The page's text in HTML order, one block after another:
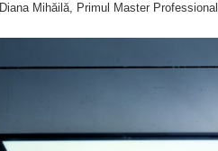
Diana Mihăilă, Primul Master